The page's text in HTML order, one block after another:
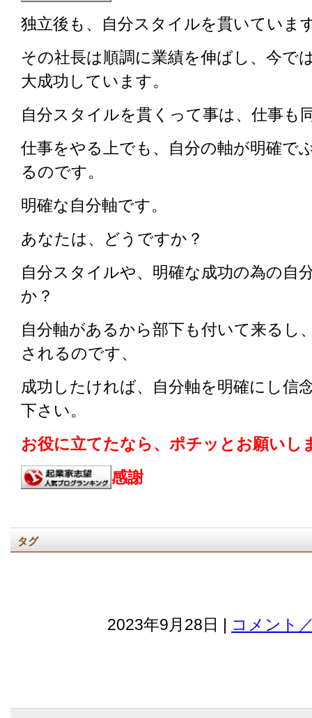
独立後も、自分スタイルを貫いていま
その社長は順調に業績を伸ばし、今で
大成功しています。
自分スタイルを貫くって事は、仕事も
仕事をやる上でも、自分の軸が明確で
るのです。
明確な自分軸です。
あなたは、どうですか？
自分スタイルや、明確な成功の為の自
か？
自分軸があるから部下も付いて来るし
されるのです、
成功したければ、自分軸を明確にし信
下さい。
お役に立てたなら、ポチッとお願いし
感謝
タグ
2023年9月28日 | コメント